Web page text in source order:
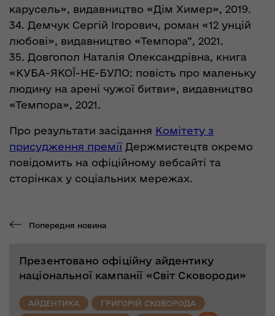
карусель», видавництво «Дім Химер», 2019.
34. Демчук Сергій Ігорович, роман «12 унцій
любові», видавництво «Темпора”, 2021.
35. Довгопол Наталія Олександрівна, книга
«КУБА-ЯКОЇ-НЕ-БУЛО: повість про маленьку
людину на арені чужої битви», видавництво
«Темпора», 2021.
Про результати засідання Комітету з
присудження премії Держмистецтв окремо
повідомить на офіційному вебсайті та
сторінках у соціальних мережах.
Попередня новина
Презентовано офіційну айдентику
національної кампанії «Світ Сковороди»
АЙДЕНТИКА ГРИГОРІЙ СКОВОРОДА